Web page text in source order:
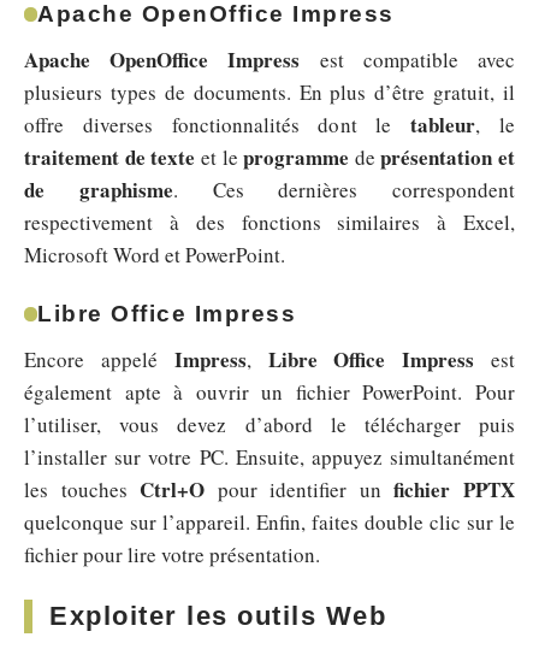
Apache OpenOffice Impress
Apache OpenOffice Impress est compatible avec
plusieurs types de documents. En plus d’être gratuit, il
offre diverses fonctionnalités dont letableur, le
traitement de texte et leprogramme deprésentation et
de graphisme. Ces dernières correspondent
respectivement à des fonctions similaires à Excel,
Microsoft Word et PowerPoint.
Libre Office Impress
Encore appelé Impress, Libre Office Impress est
également apte à ouvrir un fichier PowerPoint. Pour
l’utiliser, vous devez d’abord le télécharger puis
l’installer sur votre PC. Ensuite, appuyez simultanément
les touches Ctrl+O pour identifier unfichier PPTX
quelconque sur l’appareil. Enfin, faites double clic sur le
fichier pour lire votre présentation.
Exploiter les outils Web